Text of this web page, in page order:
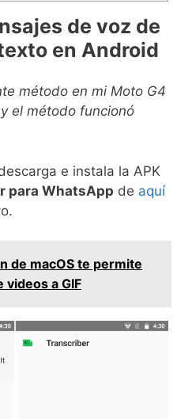
de voz de
en Android
método en mi Moto G4
el método funcionó
e instala la APK
para WhatsApp de aquí
de macOS te permite
a GIF